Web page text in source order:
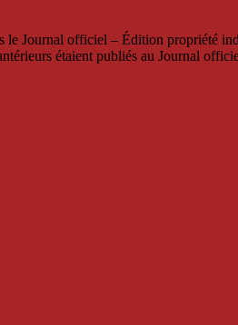
le Journal officiel – Édition propriété
étaient publiés au Journal